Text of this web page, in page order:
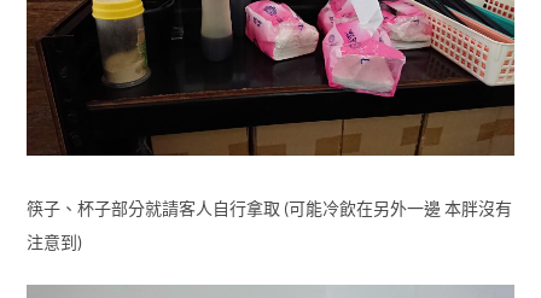
筷子、杯子部分就請客人自行拿取 (可能冷飲在另外一邊 本胖沒有
注意到)